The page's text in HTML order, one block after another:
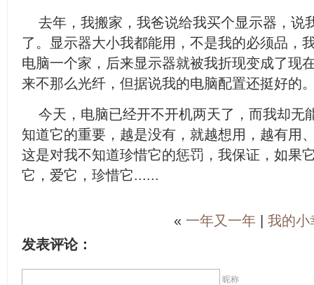
去年，我搬家，我爸说给我买个显示器，说
了。显示器大小我都能用，不是我的必须品，
电脑一个家，后来显示器就被我折现变成了现
来不那么光纤，但据说我的电脑配置还挺好的
今天，电脑已经开不开机两天了，而我却无
知道它的重要，越是没有，就越想用，越有用
这是对我不知道珍惜它的惩罚，我保证，如果
它，爱它，珍惜它......
« 一年又一年
我的小
发表评论：
昵称